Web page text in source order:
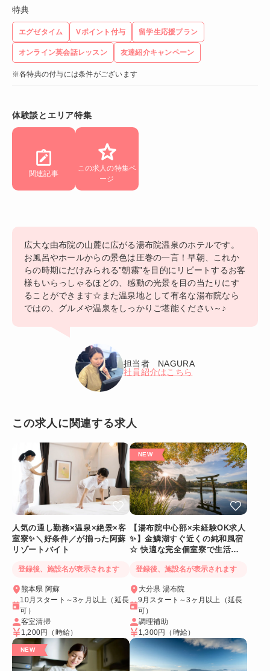
特典
エグゼタイム Vポイント付与 留学生応援プラン
オンライン英会話レッスン 友達紹介キャンペーン
※各特典の付与には条件がございます
体験談とエリア特集
関連記事
この求人の特集ペ
ージ
広大な由布院の山麓に広がる湯布院温泉のホテルです。
お風呂やホールからの景色は圧巻の一言！早朝、これか
らの時期にだけみられる”朝霧”を目的にリピートするお客
様もいらっしゃるほどの、感動の光景を目の当たりにす
ることができます☆また温泉地として有名な湯布院なら
ではの、グルメや温泉をしっかりご堪能ください～♪
担当者 NAGURA
社員紹介はこちら
この求人に関連する求人
人気の通し勤務×温泉×絶景×客
室寮✨＼好条件／が揃った阿蘇
リゾートバイト
登録後、施設名が表示されます
熊本県 阿蘇
10月スタート～3ヶ月以上（延長
可）
客室清掃
1,200円
（時給）
【湯布院中心部×未経験OK求人
✨】金鱗湖すぐ近くの純和風宿
☆ 快適な完全個室寮で生活環
登録後、施設名が表示されます
大分県 湯布院
9月スタート～3ヶ月以上（延長
可）
調理補助
1,300円
（時給）